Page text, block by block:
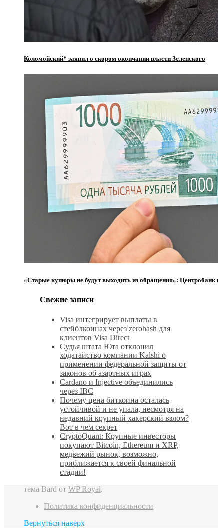
Коломойский* заявил о скором окончании власти Зеленского
«Старые купюры не будут выходить из обращения»: Центробанк
Свежие записи
Visa интегрирует выплаты в
стейблкоинах через zerohash для
клиентов Visa Direct
Судья штата Юта отклонил
ходатайство компании Kalshi о
применении федеральной защиты от
законов об азартных играх
Cardano и Injective объединились
через IBC
Почему цена биткоина осталась
устойчивой и не упала, несмотря на
недавний крупный хакерский взлом?
Вот в чем секрет
CryptoQuant: Крупные инвесторы
покупают Bitcoin, Ethereum и XRP,
медвежий рынок, возможно,
приближается к своей финальной
стадии!
тема Bard от WP Royal.
Политика конфиденциальности
Вернуться наверх